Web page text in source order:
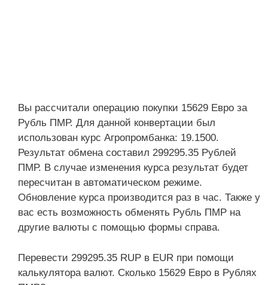
Вы рассчитали операцию покупки 15629 Евро за
Рубль ПМР. Для данной конвертации был
использован курс Агропромбанка: 19.1500.
Результат обмена составил 299295.35 Рублей
ПМР. В случае изменения курса результат будет
пересчитан в автоматическом режиме.
Обновление курса производится раз в час. Также у
вас есть возможность обменять Рубль ПМР на
другие валюты с помощью формы справа.
Перевести 299295.35 RUP в EUR при помощи
калькулятора валют. Сколько 15629 Евро в Рублях